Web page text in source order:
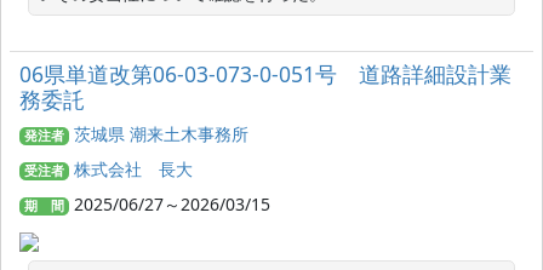
06県単道改第06-03-073-0-051号 道路詳細設計業
務委託
発注者 茨城県 潮来土木事務所
受注者 株式会社 長大
期 間 2025/06/27～2026/03/15